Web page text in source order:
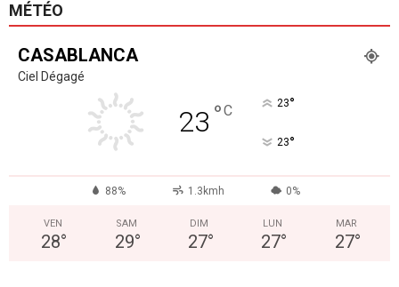
MÉTÉO
CASABLANCA
Ciel Dégagé
23 °C 23°
23°
88% 1.3kmh 0%
VEN
28°
SAM
29°
DIM
27°
LUN
27°
MAR
27°